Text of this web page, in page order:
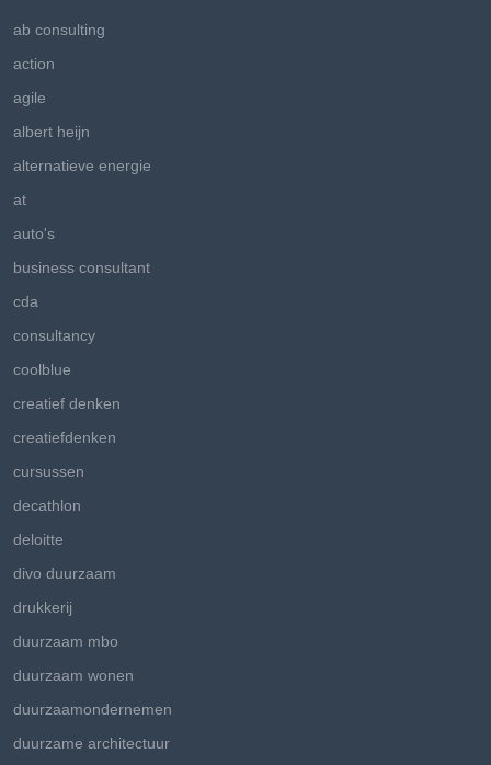
ab consulting
action
agile
albert heijn
alternatieve energie
at
auto's
business consultant
cda
consultancy
coolblue
creatief denken
creatiefdenken
cursussen
decathlon
deloitte
divo duurzaam
drukkerij
duurzaam mbo
duurzaam wonen
duurzaamondernemen
duurzame architectuur